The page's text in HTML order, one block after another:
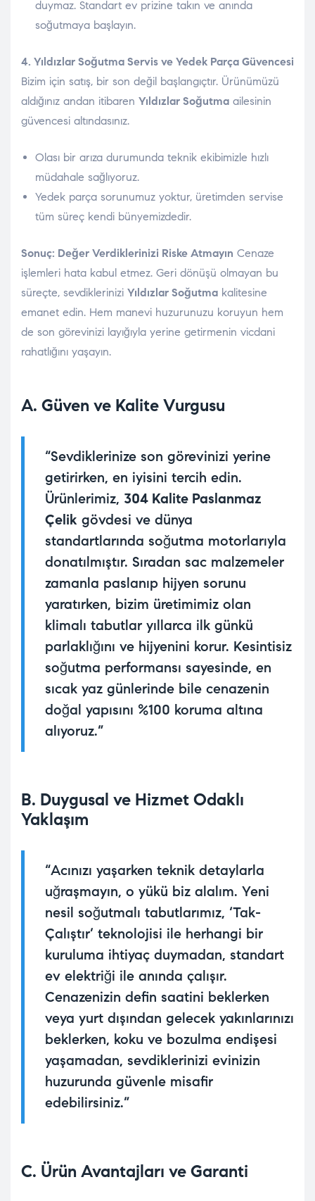
duymaz. Standart ev prizine takın ve anında
soğutmaya başlayın.
4. Yıldızlar Soğutma Servis ve Yedek Parça Güvencesi
Bizim için satış, bir son değil başlangıçtır. Ürünümüzü
aldığınız andan itibaren Yıldızlar Soğutma ailesinin
güvencesi altındasınız.
Olası bir arıza durumunda teknik ekibimizle hızlı
müdahale sağlıyoruz.
Yedek parça sorunumuz yoktur, üretimden servise
tüm süreç kendi bünyemizdedir.
Sonuç: Değer Verdiklerinizi Riske Atmayın Cenaze
işlemleri hata kabul etmez. Geri dönüşü olmayan bu
süreçte, sevdiklerinizi Yıldızlar Soğutma kalitesine
emanet edin. Hem manevi huzurunuzu koruyun hem
de son görevinizi layığıyla yerine getirmenin vicdani
rahatlığını yaşayın.
A. Güven ve Kalite Vurgusu
“Sevdiklerinize son görevinizi yerine
getirirken, en iyisini tercih edin.
Ürünlerimiz, 304 Kalite Paslanmaz
Çelik gövdesi ve dünya
standartlarında soğutma motorlarıyla
donatılmıştır. Sıradan sac malzemeler
zamanla paslanıp hijyen sorunu
yaratırken, bizim üretimimiz olan
klimalı tabutlar yıllarca ilk günkü
parlaklığını ve hijyenini korur. Kesintisiz
soğutma performansı sayesinde, en
sıcak yaz günlerinde bile cenazenin
doğal yapısını %100 koruma altına
alıyoruz.”
B. Duygusal ve Hizmet Odaklı
Yaklaşım
“Acınızı yaşarken teknik detaylarla
uğraşmayın, o yükü biz alalım. Yeni
nesil soğutmalı tabutlarımız, ‘Tak-
Çalıştır’ teknolojisi ile herhangi bir
kuruluma ihtiyaç duymadan, standart
ev elektriği ile anında çalışır.
Cenazenizin defin saatini beklerken
veya yurt dışından gelecek yakınlarınızı
beklerken, koku ve bozulma endişesi
yaşamadan, sevdiklerinizi evinizin
huzurunda güvenle misafir
edebilirsiniz.”
C. Ürün Avantajları ve Garanti